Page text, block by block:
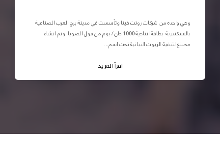
وهي واحده من شركات رونت فيتا وتأسست في مدينة برج العرب الصناعية
بالاسكندرية بطاقة انتاجية 1000 طن / يوم من فول الصويا. وتم انشاء
مصنع لتنقية الزيوت النباتية تحت اسم...
اقرأ المزيد